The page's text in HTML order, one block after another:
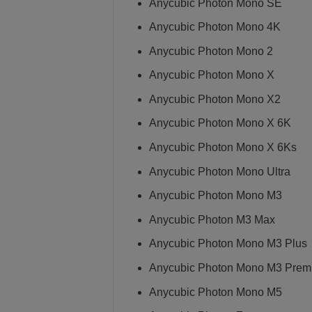
Anycubic Photon Mono SE
Anycubic Photon Mono 4K
Anycubic Photon Mono 2
Anycubic Photon Mono X
Anycubic Photon Mono X2
Anycubic Photon Mono X 6K
Anycubic Photon Mono X 6Ks
Anycubic Photon Mono Ultra
Anycubic Photon Mono M3
Anycubic Photon M3 Max
Anycubic Photon Mono M3 Plus
Anycubic Photon Mono M3
Anycubic Photon Mono M5